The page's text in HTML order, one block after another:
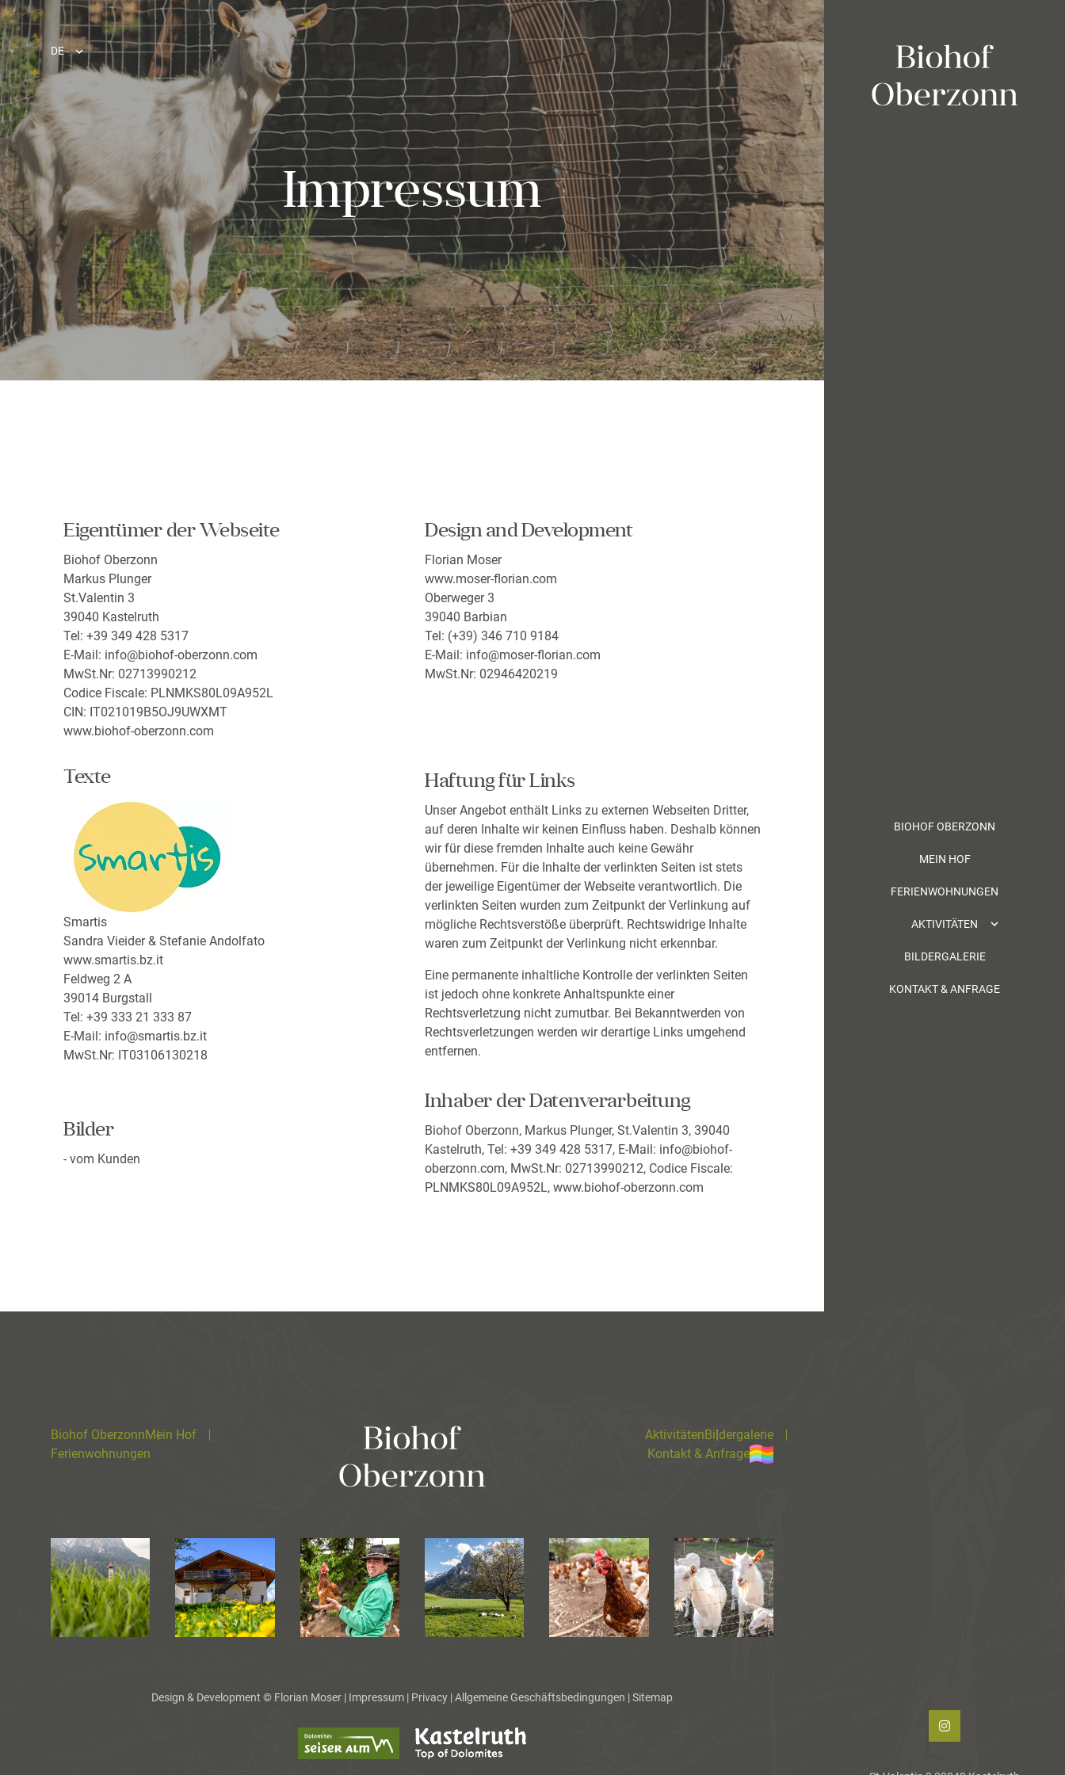
BIOHOF OBERZONN
MEIN HOF
FERIENWOHNUNGEN
AKTIVITÄTEN
BILDERGALERIE
KONTAKT & ANFRAGE
DE
Impressum
Eigentümer der Webseite
Biohof Oberzonn
Markus Plunger
St.Valentin 3
39040 Kastelruth
Tel: +39 349 428 5317
E-Mail: info@biohof-oberzonn.com
MwSt.Nr: 02713990212
Codice Fiscale: PLNMKS80L09A952L
CIN: IT021019B5OJ9UWXMT
www.biohof-oberzonn.com
Design and Development
Florian Moser
www.moser-florian.com
Oberweger 3
39040 Barbian
Tel: (+39) 346 710 9184
E-Mail: info@moser-florian.com
MwSt.Nr: 02946420219
Texte
Smartis
Sandra Vieider & Stefanie Andolfato
www.smartis.bz.it
Feldweg 2 A
39014 Burgstall
Tel: +39 333 21 333 87
E-Mail: info@smartis.bz.it
MwSt.Nr: IT03106130218
Haftung für Links
Unser Angebot enthält Links zu externen Webseiten Dritter,
auf deren Inhalte wir keinen Einfluss haben. Deshalb können
wir für diese fremden Inhalte auch keine Gewähr
übernehmen. Für die Inhalte der verlinkten Seiten ist stets
der jeweilige Eigentümer der Webseite verantwortlich. Die
verlinkten Seiten wurden zum Zeitpunkt der Verlinkung auf
mögliche Rechtsverstöße überprüft. Rechtswidrige Inhalte
waren zum Zeitpunkt der Verlinkung nicht erkennbar.
Eine permanente inhaltliche Kontrolle der verlinkten Seiten
ist jedoch ohne konkrete Anhaltspunkte einer
Rechtsverletzung nicht zumutbar. Bei Bekanntwerden von
Rechtsverletzungen werden wir derartige Links umgehend
entfernen.
Bilder
- vom Kunden
Inhaber der Datenverarbeitung
Biohof Oberzonn, Markus Plunger, St.Valentin 3, 39040
Kastelruth, Tel: +39 349 428 5317, E-Mail: info@biohof-
oberzonn.com, MwSt.Nr: 02713990212, Codice Fiscale:
PLNMKS80L09A952L, www.biohof-oberzonn.com
Biohof OberzonnMein Hof
Ferienwohnungen
AktivitätenBildergalerie
Kontakt & Anfrage
Design & Development © Florian Moser | Impressum | Privacy |Allgemeine Geschäftsbedingungen |Sitemap